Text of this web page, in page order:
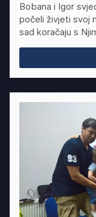
Bobana i Igor
počeli živjeti svoj
sad koračaju s